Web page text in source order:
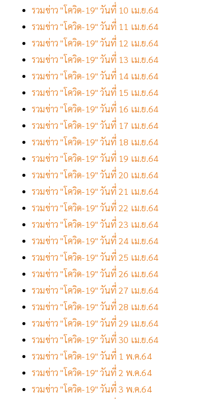
รวมข่าว "โควิด-19" วันที่ 10 เม.ย.64
รวมข่าว "โควิด-19" วันที่ 11 เม.ย.64
รวมข่าว "โควิด-19" วันที่ 12 เม.ย.64
รวมข่าว "โควิด-19" วันที่ 13 เม.ย.64
รวมข่าว "โควิด-19" วันที่ 14 เม.ย.64
รวมข่าว "โควิด-19" วันที่ 15 เม.ย.64
รวมข่าว "โควิด-19" วันที่ 16 เม.ย.64
รวมข่าว "โควิด-19" วันที่ 17 เม.ย.64
รวมข่าว "โควิด-19" วันที่ 18 เม.ย.64
รวมข่าว "โควิด-19" วันที่ 19 เม.ย.64
รวมข่าว "โควิด-19" วันที่ 20 เม.ย.64
รวมข่าว "โควิด-19" วันที่ 21 เม.ย.64
รวมข่าว "โควิด-19" วันที่ 22 เม.ย.64
รวมข่าว "โควิด-19" วันที่ 23 เม.ย.64
รวมข่าว "โควิด-19" วันที่ 24 เม.ย.64
รวมข่าว "โควิด-19" วันที่ 25 เม.ย.64
รวมข่าว "โควิด-19" วันที่ 26 เม.ย.64
รวมข่าว "โควิด-19" วันที่ 27 เม.ย.64
รวมข่าว "โควิด-19" วันที่ 28 เม.ย.64
รวมข่าว "โควิด-19" วันที่ 29 เม.ย.64
รวมข่าว "โควิด-19" วันที่ 30 เม.ย.64
รวมข่าว "โควิด-19" วันที่ 1 พ.ค.64
รวมข่าว "โควิด-19" วันที่ 2 พ.ค.64
รวมข่าว "โควิด-19" วันที่ 3 พ.ค.64